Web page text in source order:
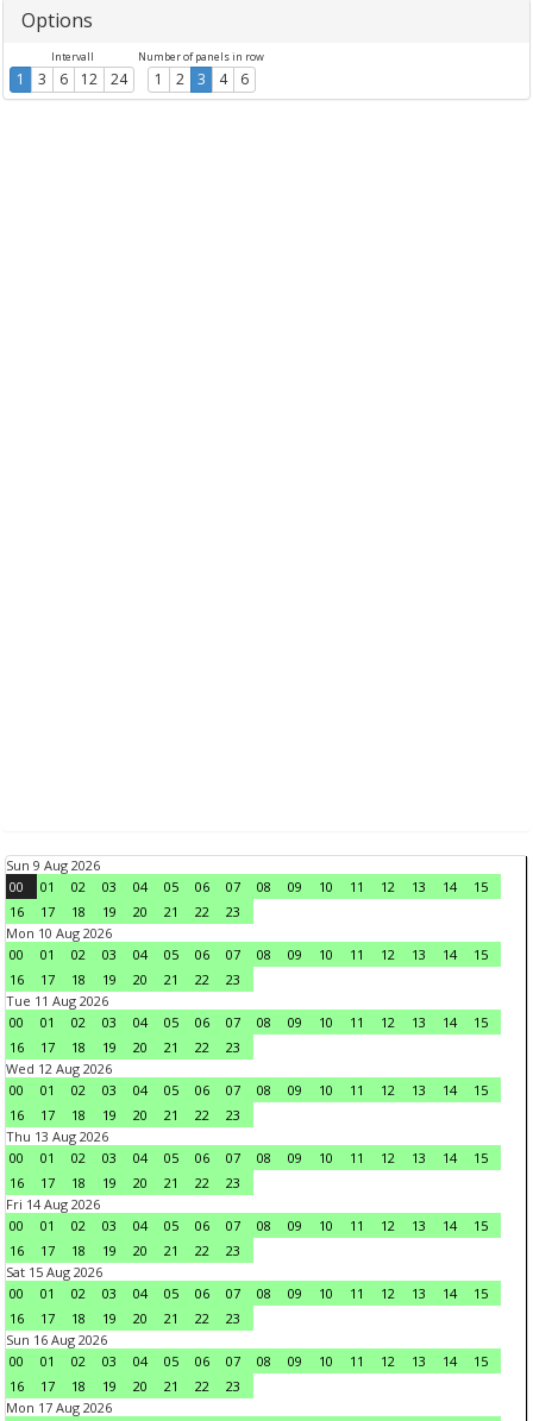
Options
Intervall
1 3 6 12 24
Number of panels in row
1 2 3 4 6
Sun 9 Aug 2026
00
01 02 03 04 05 06 07 08 09 10 11 12 13 14
15
16
17 18 19 20 21 22
23
Mon 10 Aug 2026
00
01 02 03 04 05 06 07 08 09 10 11 12 13 14
15
16
17 18 19 20 21 22
23
Tue 11 Aug 2026
00
01 02 03 04 05 06 07 08 09 10 11 12 13 14
15
16
17 18 19 20 21 22
23
Wed 12 Aug 2026
00
01 02 03 04 05 06 07 08 09 10 11 12 13 14
15
16
17 18 19 20 21 22
23
Thu 13 Aug 2026
00
01 02 03 04 05 06 07 08 09 10 11 12 13 14
15
16
17 18 19 20 21 22
23
Fri 14 Aug 2026
00
01 02 03 04 05 06 07 08 09 10 11 12 13 14
15
16
17 18 19 20 21 22
23
Sat 15 Aug 2026
00
01 02 03 04 05 06 07 08 09 10 11 12 13 14
15
16
17 18 19 20 21 22
23
Sun 16 Aug 2026
00
01 02 03 04 05 06 07 08 09 10 11 12 13 14
15
16
17 18 19 20 21 22
23
Mon 17 Aug 2026